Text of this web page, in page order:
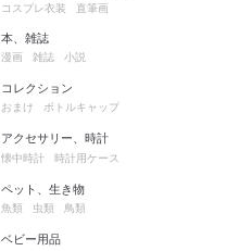
コスプレ衣装 直筆画
本、雑誌
漫画 雑誌 小説
コレクション
おまけ ボトルキャップ
アクセサリー、時計
懐中時計 時計用ケース
ペット、生き物
魚類 虫類 鳥類
ベビー用品